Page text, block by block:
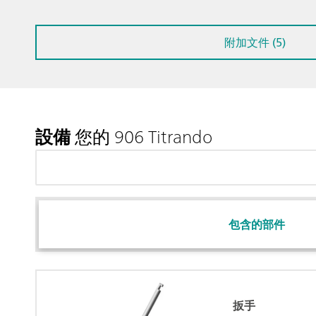
附加文件 (5)
設備您的 906 Titrando
包含的部件
扳手